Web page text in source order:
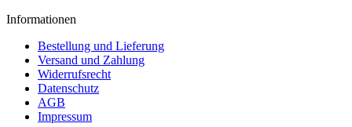
Informationen
Bestellung und Lieferung
Versand und Zahlung
Widerrufsrecht
Datenschutz
AGB
Impressum